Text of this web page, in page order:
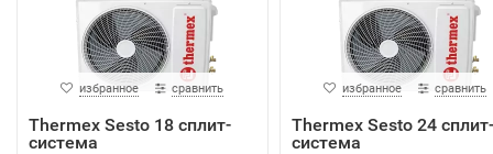
избранное сравнить
Thermex Sesto 18 сплит-
система
избранное сравнить
Thermex Sesto 24 сплит-
система